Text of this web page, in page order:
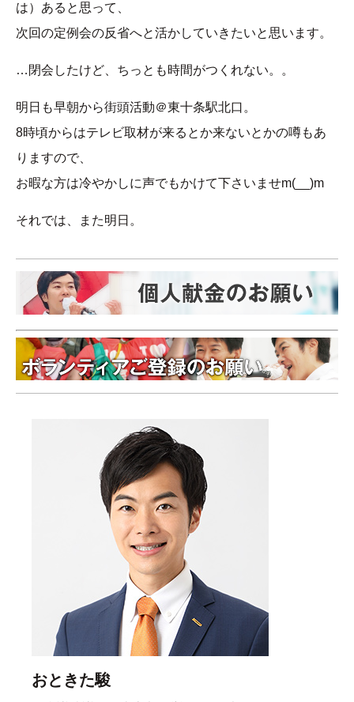
は）あると思って、
次回の定例会の反省へと活かしていきたいと思います。
…閉会したけど、ちっとも時間がつくれない。。
明日も早朝から街頭活動＠東十条駅北口。
8時頃からはテレビ取材が来るとか来ないとかの噂もあ
りますので、
お暇な方は冷やかしに声でもかけて下さいませm(__)m
それでは、また明日。
おときた駿